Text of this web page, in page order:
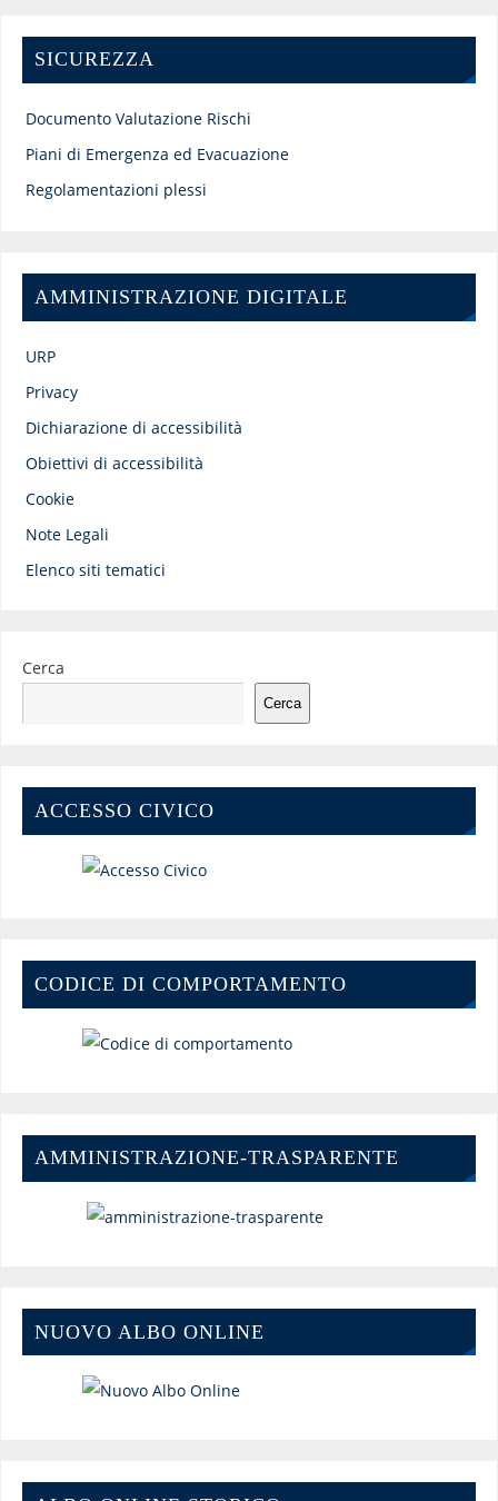
SICUREZZA
Documento Valutazione Rischi
Piani di Emergenza ed Evacuazione
Regolamentazioni plessi
AMMINISTRAZIONE DIGITALE
URP
Privacy
Dichiarazione di accessibilità
Obiettivi di accessibilità
Cookie
Note Legali
Elenco siti tematici
Cerca
Cerca
ACCESSO CIVICO
CODICE DI COMPORTAMENTO
AMMINISTRAZIONE-TRASPARENTE
NUOVO ALBO ONLINE